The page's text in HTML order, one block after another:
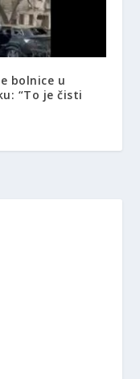
bolnice u
“To je čisti